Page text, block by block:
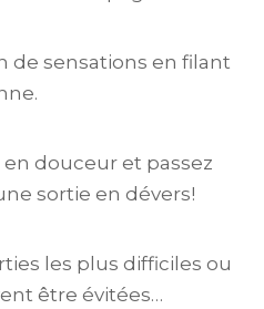
de sensations en filant
douceur et passez
sortie en dévers!
les plus difficiles ou
être évitées…